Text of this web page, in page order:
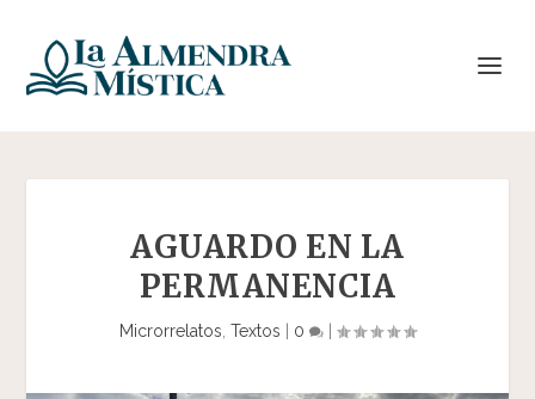
AGUARDO EN LA
PERMANENCIA
Microrrelatos Textos 0